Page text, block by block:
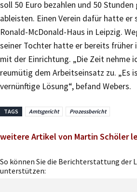
soll 50 Euro bezahlen und 50
ableisten. Einen Verein dafür hatte er
Ronald-McDonald-Haus in Leipzig.
seiner Tochter hatte er bereits früher
mit der Einrichtung. „Die Zeit nehme
reumütig dem Arbeitseinsatz zu. „Es
vernünftige Lösung“, befand Webers.
TAGS Amtsgericht Prozessbericht
weitere Artikel von Martin Schöler
So können Sie die Berichterstattung der
unterstützen: